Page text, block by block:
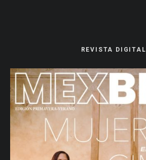
REVISTA DIGITAL